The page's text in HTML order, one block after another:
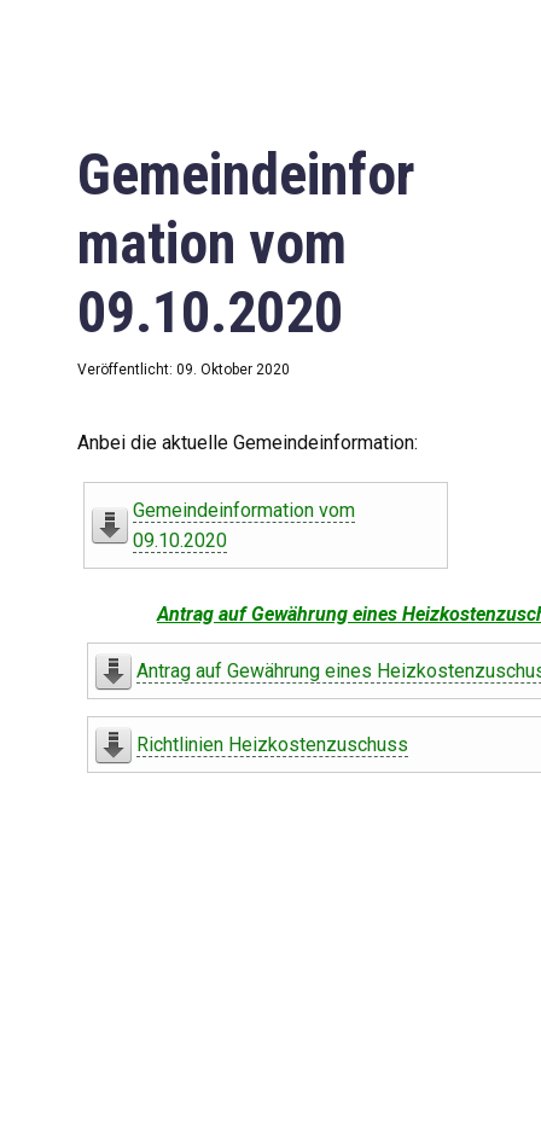
Gemeindeinfor
mation vom
09.10.2020
Veröffentlicht: 09. Oktober 2020
Anbei die aktuelle Gemeindeinformation:
Gemeindeinformation vom
09.10.2020
Antrag auf Gewährung eines
Antrag auf Gewährung eines
Richtlinien Heizkostenzuschuss